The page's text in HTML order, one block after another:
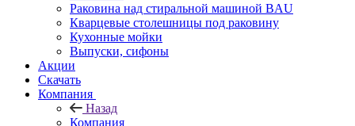
Раковина над стиральной машиной BAU
Кварцевые столешницы под раковину
Кухонные мойки
Выпуски, сифоны
Акции
Скачать
Компания
Назад
Компания